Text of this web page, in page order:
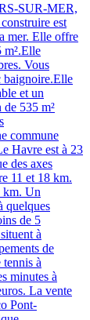
SUR-MER,
est
mer. Elle offre
m².Elle
Vous
baignoire.Elle
et un
535 m²
commune
Havre est à 23
des axes
11 et 18 km.
km. Un
quelques
de 5
à
de
à
minutes à
La vente
Pont-